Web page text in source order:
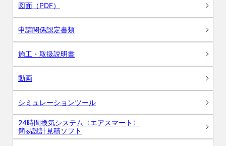
図面（PDF）
申請関係認定書類
施工・取扱説明書
動画
シミュレーションツール
24時間換気システム〈エアスマート〉
簡易設計見積ソフト